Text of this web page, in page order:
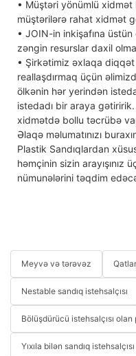
• Müştəri yönümlü xidmət
müştərilərə rahat xidmət
• JOIN-in inkişafına üstün
zəngin resurslar daxil
• Şirkətimiz əxlaqa diqqət
reallaşdırmaq üçün
ölkənin hər yerindən
istedadı bir araya
xidmətdə bollu təcrübə
Əlaqə məlumatınızı
Plastik Sandıqlardan
həmçinin sizin arayışınız
nümunələrini təqdim
Meyvə və tərəvəz
Nestable sandıq istehsalçısı
Bölüşdürücü istehsalçısı olan
Yıxıla bilən sandıq istehsalçısı